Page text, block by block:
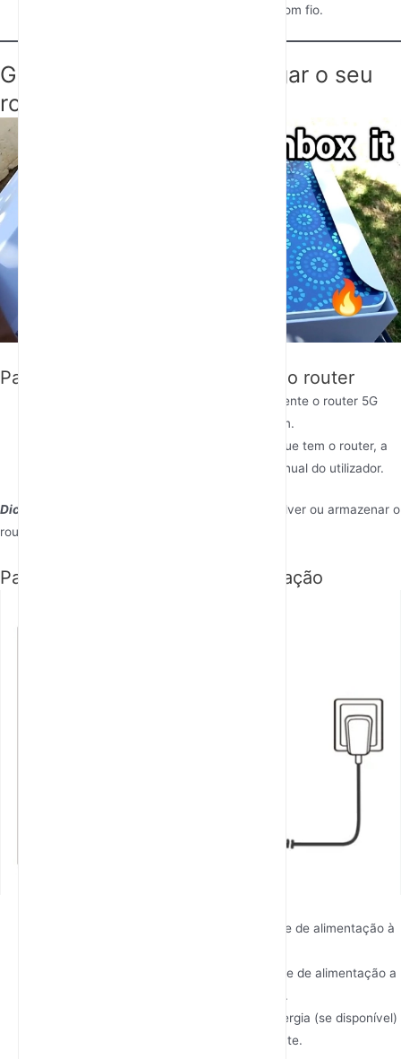
: Para ligações com fio.
Guia passo a passo para ligar o seu
router 5G Rain
Passo 1: Desembale e inspecione o router
: Retire cuidadosamente o router 5G
Rain e os seus componentes da embalagem.
: Certifique-se de que tem o router, a
fonte de alimentação, o cartão SIM e o manual do utilizador.
Dica
: Guarde a embalagem caso precise de devolver ou armazenar o
router mais tarde.
Passo 2: Ligue a fonte de alimentação
: Ligue a fonte de alimentação à
: Ligue a fonte de alimentação a
uma tomada de parede ou a uma extensão.
: Pressione o botão de energia (se disponível)
ou aguarde o roteador ligar automaticamente.